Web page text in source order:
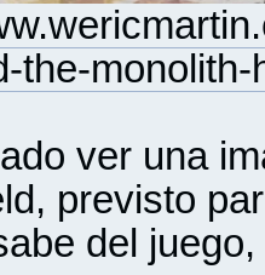
the-
ver una
previsto
del